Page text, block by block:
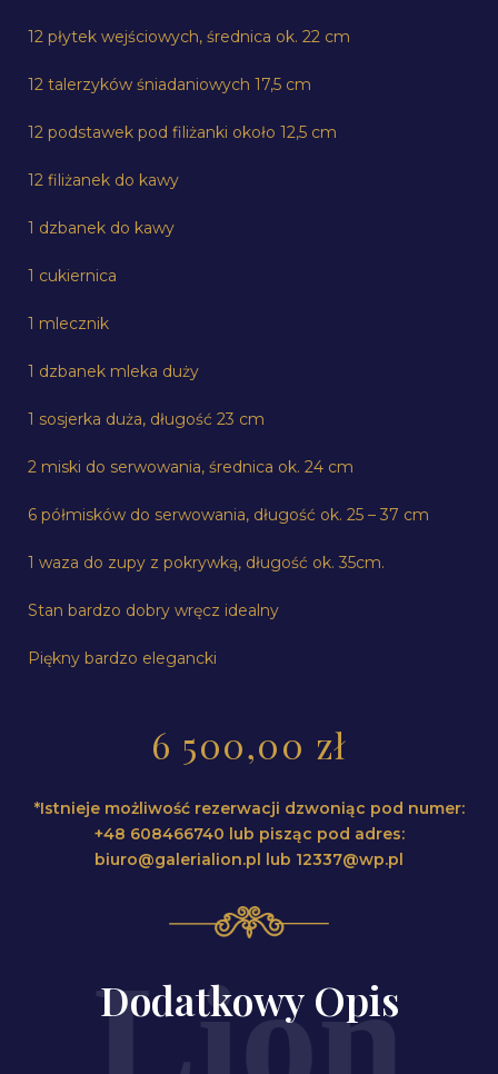
12 płytek wejściowych, średnica ok. 22 cm
12 talerzyków śniadaniowych 17,5 cm
12 podstawek pod filiżanki około 12,5 cm
12 filiżanek do kawy
1 dzbanek do kawy
1 cukiernica
1 mlecznik
1 dzbanek mleka duży
1 sosjerka duża, długość 23 cm
2 miski do serwowania, średnica ok. 24 cm
6 półmisków do serwowania, długość ok. 25 – 37 cm
1 waza do zupy z pokrywką, długość ok. 35cm.
Stan bardzo dobry wręcz idealny
Piękny bardzo elegancki
6 500,00 zł
*Istnieje możliwość rezerwacji dzwoniąc pod numer:
+48 608466740 lub pisząc pod adres:
biuro@galerialion.pl lub 12337@wp.pl
Dodatkowy Opis